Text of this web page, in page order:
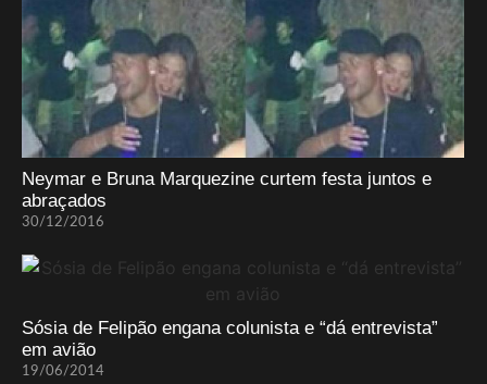
Neymar e Bruna Marquezine curtem festa juntos e
abraçados
30/12/2016
Sósia de Felipão engana colunista e “dá entrevista”
em avião
19/06/2014